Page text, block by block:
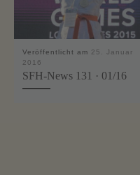
Veröffentlicht am 25. Januar
2016
SFH-News 131 · 01/16